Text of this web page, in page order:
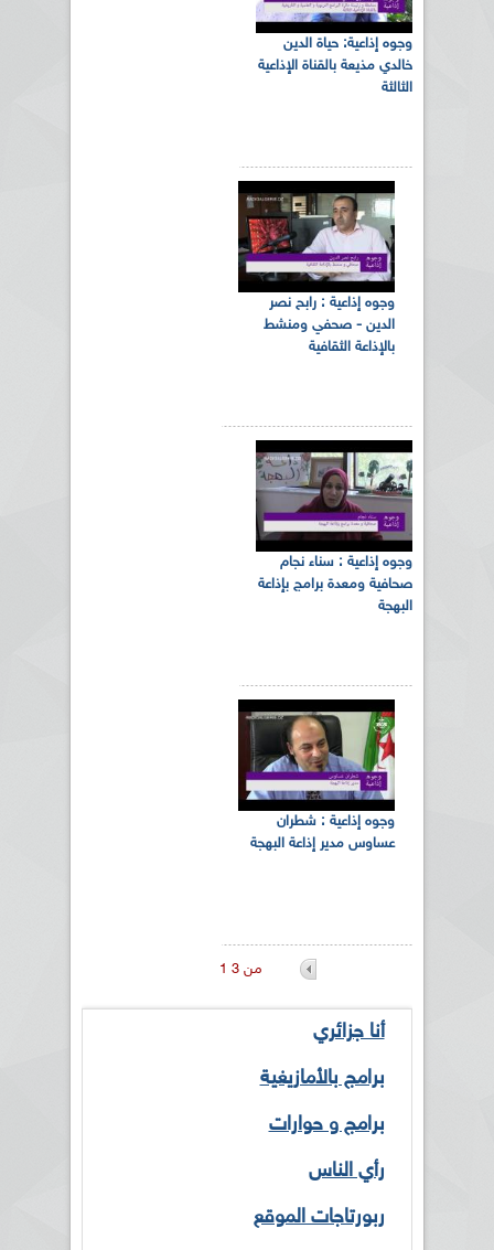
وجوه إذاعية: حياة الدين
خالدي مذيعة بالقناة الإذاعية
الثالثة
وجوه إذاعية : رابح نصر
الدين - صحفي ومنشط
بالإذاعة الثقافية
وجوه إذاعية : سناء نجام
صحافية ومعدة برامج بإذاعة
البهجة
وجوه إذاعية : شطران
عساوس مدير إذاعة البهجة
1 من 3
أنا جزائري
برامج بالأمازيغية
برامج و حوارات
رأي الناس
ربورتاجات الموقع